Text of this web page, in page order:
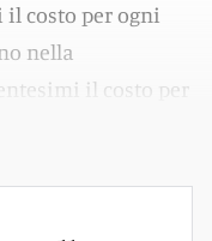
il costo per ogni
nella
il costo per